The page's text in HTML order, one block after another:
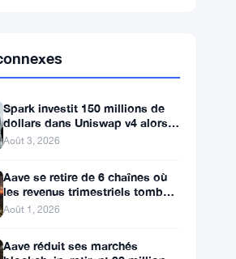
SOL $72.7547 ▼ -2.27%
$1.0348